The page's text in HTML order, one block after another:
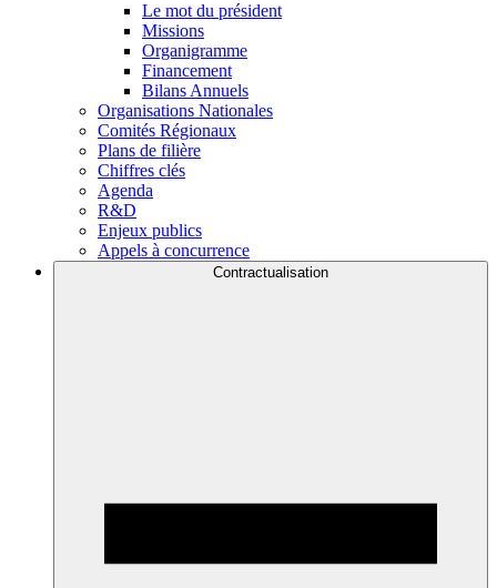
Le mot du président
Missions
Organigramme
Financement
Bilans Annuels
Organisations Nationales
Comités Régionaux
Plans de filière
Chiffres clés
Agenda
R&D
Enjeux publics
Appels à concurrence
Contractualisation